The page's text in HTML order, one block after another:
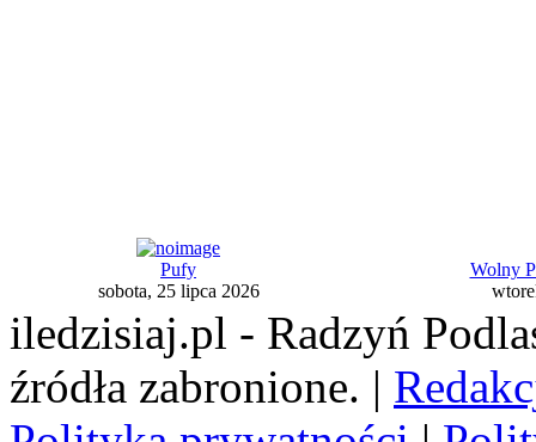
Pufy
sobota, 25 lipca 2026
Wolny
iledzisiaj.pl - Radzyń
źródła zabronione. |